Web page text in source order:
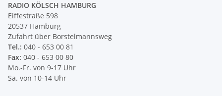
RADIO KÖLSCH HAMBURG
Eiffestraße 598
20537 Hamburg
Zufahrt über Borstelmannsweg
Tel.: 040 - 653 00 81
Fax: 040 - 653 00 80
Mo.-Fr. von 9-17 Uhr
Sa. von 10-14 Uhr